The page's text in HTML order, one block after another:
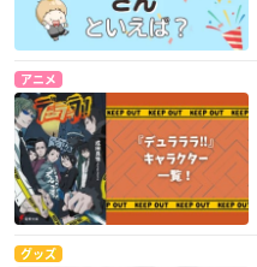
アニメ
グッズ